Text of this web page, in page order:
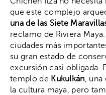
que este complejo
una de las Siete
reclamo de Riviera
ciudades más
su gran estado de
excursión casi obligada.
templo de Kukulkán, una
la cultura maya, pero